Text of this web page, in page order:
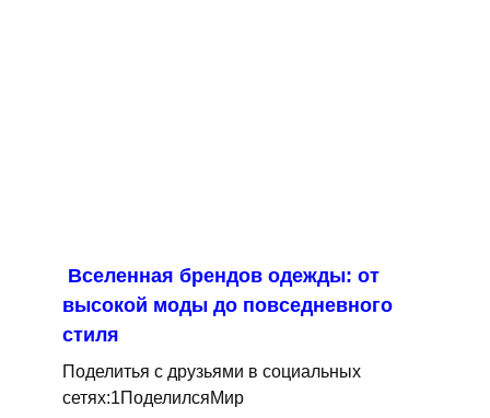
Вселенная брендов одежды: от
высокой моды до повседневного
стиля
Поделитья с друзьями в социальных
сетях:1ПоделилсяМир